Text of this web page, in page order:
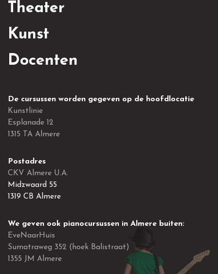
Theater
Kunst
Docenten
De cursussen worden gegeven op de hoofdlocatie
Kunstlinie
Esplanade 12
1315 TA Almere
Postadres
CKV Almere U.A.
Midzwaard 55
1319 CB Almere
We geven ook pianocursussen in Almere buiten:
EveNaarHuis
Sumatraweg 352 (hoek Balistraat)
1355 JM Almere